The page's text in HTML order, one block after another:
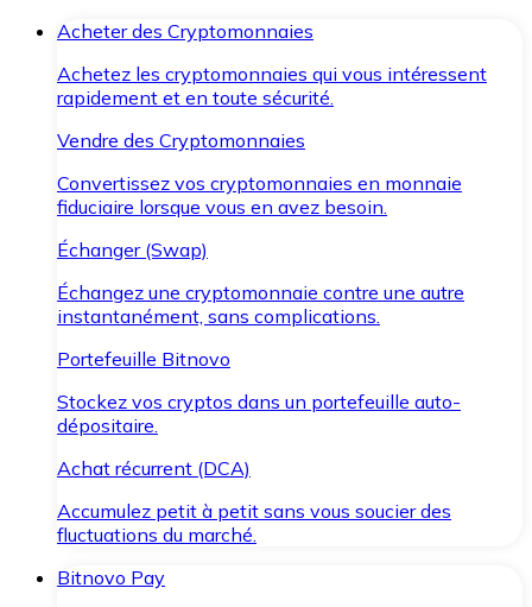
Acheter des Cryptomonnaies
Achetez les cryptomonnaies qui vous intéressent
rapidement et en toute sécurité.
Vendre des Cryptomonnaies
Convertissez vos cryptomonnaies en monnaie
fiduciaire lorsque vous en avez besoin.
Échanger (Swap)
Échangez une cryptomonnaie contre une autre
instantanément, sans complications.
Portefeuille Bitnovo
Stockez vos cryptos dans un portefeuille auto-
dépositaire.
Achat récurrent (DCA)
Accumulez petit à petit sans vous soucier des
fluctuations du marché.
Bitnovo Pay